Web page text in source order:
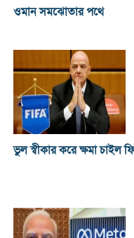
ওমান সমঝোতার পথে
ভুল স্বীকার করে ক্ষমা চাইল